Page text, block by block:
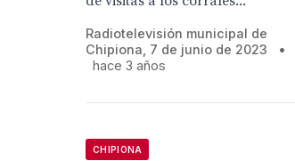
Radiotelevisión municipal de
Chipiona, 7 de junio de 2023
•
hace 3 años
CHIPIONA